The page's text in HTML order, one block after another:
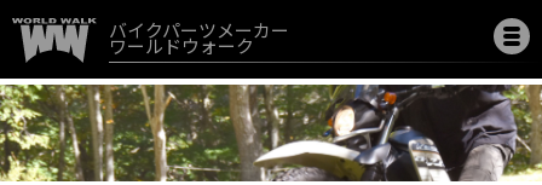
バイクパーツメーカー
ワールドウォーク